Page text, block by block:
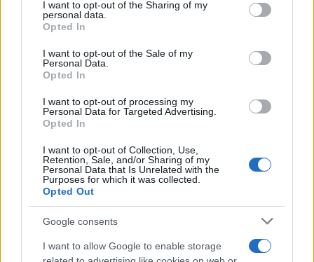
not limited to your visit or usage behaviour. You may click to
grant or deny consent to Google and its third-party tags to
use your data for below specified purposes in below Google
consent section.
I want to opt-out of the Sharing of my
personal data.
Opted In
I want to opt-out of the Sale of my
Personal Data.
Opted In
I want to opt-out of processing my
Personal Data for Targeted Advertising.
Opted In
I want to opt-out of Collection, Use,
Retention, Sale, and/or Sharing of my
Personal Data that Is Unrelated with the
Purposes for which it was collected.
Opted Out
Google consents
I want to allow Google to enable storage
ASTON MARTIN ΦΕΤΕΛ ΣΤΡΟΛ F1
Ροή Ειδήσεων
ΔΙΕΘΝΗ
Συρία: Χωρίς θύματα αλλά με 14 τραυματίες η έκρηξη σε
λεωφορείο στη Δαμασκό – Τι συνέβη με τον αρχικό
απολογισμό
ΔΙΕΘΝΗ
Επενδύει 1,2 δισ. δολάρια σε ορυκτά καύσιμα μετά από
deal με τον Λευκό Οίκο